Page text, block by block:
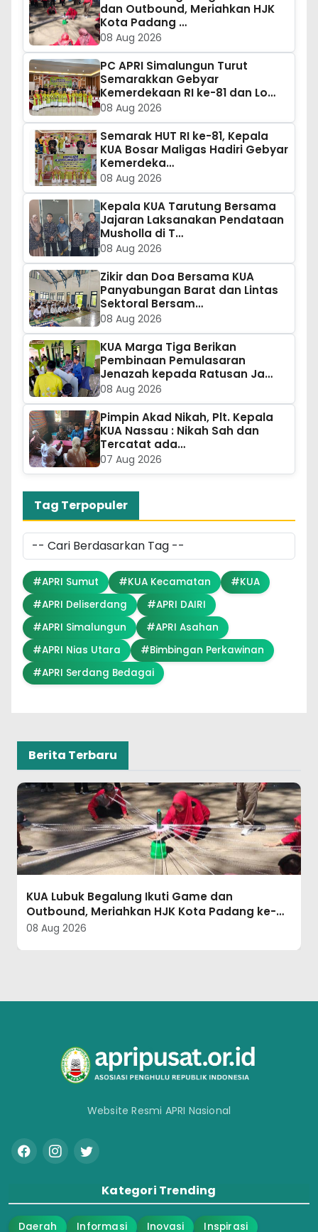
dan Outbound, Meriahkan HJK
Kota Padang …
08 Aug 2026
PC APRI Simalungun Turut
Semarakkan Gebyar
Kemerdekaan RI ke-81 dan Lo…
08 Aug 2026
Semarak HUT RI ke-81, Kepala
KUA Bosar Maligas Hadiri Gebyar
Kemerdeka…
08 Aug 2026
Kepala KUA Tarutung Bersama
Jajaran Laksanakan Pendataan
Musholla di T…
08 Aug 2026
Zikir dan Doa Bersama KUA
Panyabungan Barat dan Lintas
Sektoral Bersam…
08 Aug 2026
KUA Marga Tiga Berikan
Pembinaan Pemulasaran
Jenazah kepada Ratusan Ja…
08 Aug 2026
Pimpin Akad Nikah, Plt. Kepala
KUA Nassau : Nikah Sah dan
Tercatat ada…
07 Aug 2026
Tag Terpopuler
#APRI Sumut #KUA Kecamatan
#KUA
#APRI Deliserdang
#APRI DAIRI
#APRI Simalungun
#APRI Asahan
#APRI Nias Utara
#Bimbingan Perkawinan
#APRI Serdang Bedagai
Berita Terbaru
PC APRI Simalungun Turut Semarakkan
Gebyar Kemerdekaan RI ke-81 dan Lomba
Mars Fahmi UMMI se-Sumut
08 Aug 2026
Website Resmi APRI Nasional
Kategori Trending
Daerah Informasi Inovasi Inspirasi